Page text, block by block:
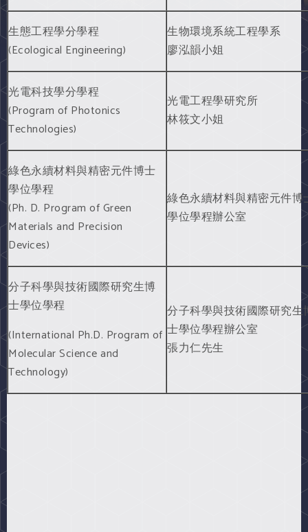
生態工程學分學程
(Ecological Engineering)
生物環境系統工程學系
廖泓韻小姐
光電科技學分學程
(Program of Photonics
Technologies)
光電工程學研究所
林筱文小姐
綠色永續材料與精密元件博士
學位學程
(Ph. D. Program of Green
Materials and Precision
Devices)
綠色永續材料與精密元件博
學位學程辦公室
分子科學與技術國際研究生博
士學位學程
(International Ph.D. Program of
Molecular Science and
Technology)
分子科學與技術國際研究生
士學位學程辦公室
張力仁先生